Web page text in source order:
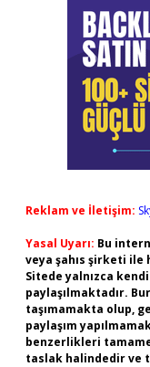
Reklam ve İletişim:
Yasal Uyarı: Bu
veya şahıs şirketi ile
Sitede yalnızca
paylaşılmaktadır.
taşımamakta olup,
paylaşım
benzerlikleri
taslak halindedir ve